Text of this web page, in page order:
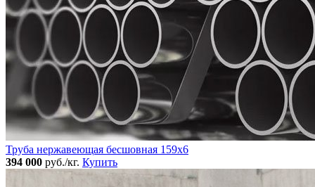
Труба нержавеющая бесшовная 159x6
394 000 руб./кг. Купить